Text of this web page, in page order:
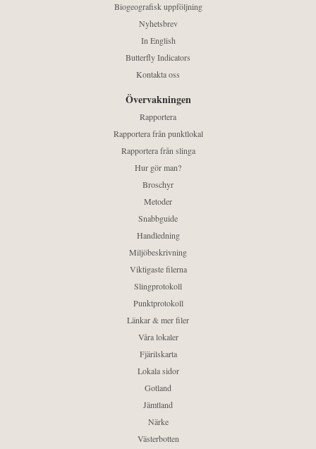
Biogeografisk uppföljning
Nyhetsbrev
In English
Butterfly Indicators
Kontakta oss
Övervakningen
Rapportera
Rapportera från punktlokal
Rapportera från slinga
Hur gör man?
Broschyr
Metoder
Snabbguide
Handledning
Miljöbeskrivning
Viktigaste filerna
Slingprotokoll
Punktprotokoll
Länkar & mer filer
Våra lokaler
Fjärilskarta
Lokala sidor
Gotland
Jämtland
Närke
Västerbotten